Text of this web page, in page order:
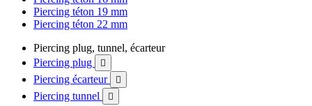
Piercing téton 19 mm
Piercing téton 22 mm
Piercing plug, tunnel, écarteur
Piercing plug

Piercing écarteur 
Piercing tunnel 